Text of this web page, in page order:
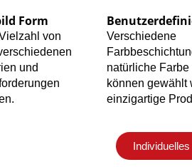
Form
von
und
Verschiedene
natürliche
können gewählt
einzigartige